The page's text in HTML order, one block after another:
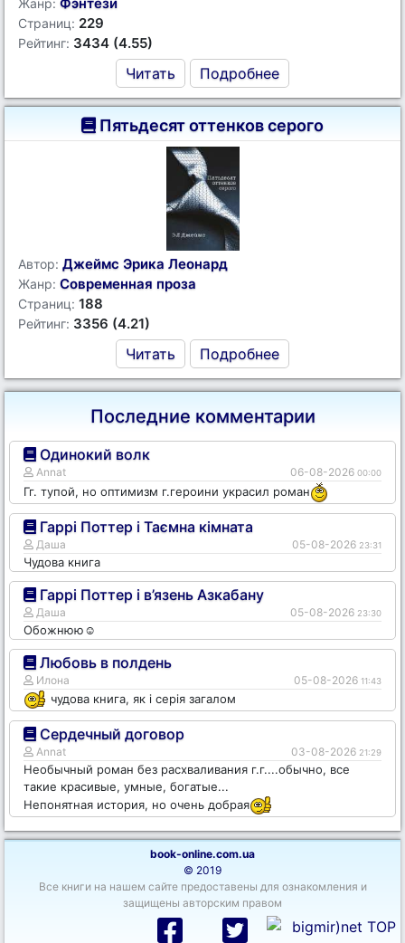
Жанр:
Страниц: 229
Рейтинг: 3434 (4.55)
Читать Подробнее
Пятьдесят оттенков серого
Автор: Джеймс Эрика Леонард
Жанр: Современная проза
Страниц: 188
Рейтинг: 3356 (4.21)
Читать Подробнее
Последние комментарии
Одинокий волк
Annat 06-08-2026 00:00
Гг. тупой, но оптимизм г.героини украсил роман
Гаррі Поттер і Таємна кімната
Даша 05-08-2026 23:31
Чудова книга
Гаррі Поттер і в’язень Азкабану
Даша 05-08-2026 23:30
Обожнюю☺️
Любовь в полдень
Илона 05-08-2026 11:43
чудова книга, як і серія загалом
Сердечный договор
Annat 03-08-2026 21:29
Необычный роман без расхваливания г.г....обычно, все
такие красивые, умные, богатые...
Непонятная история, но очень добрая
book-online.com.ua
© 2019
Все книги на нашем сайте предоставены для ознакомления и
защищены авторским правом